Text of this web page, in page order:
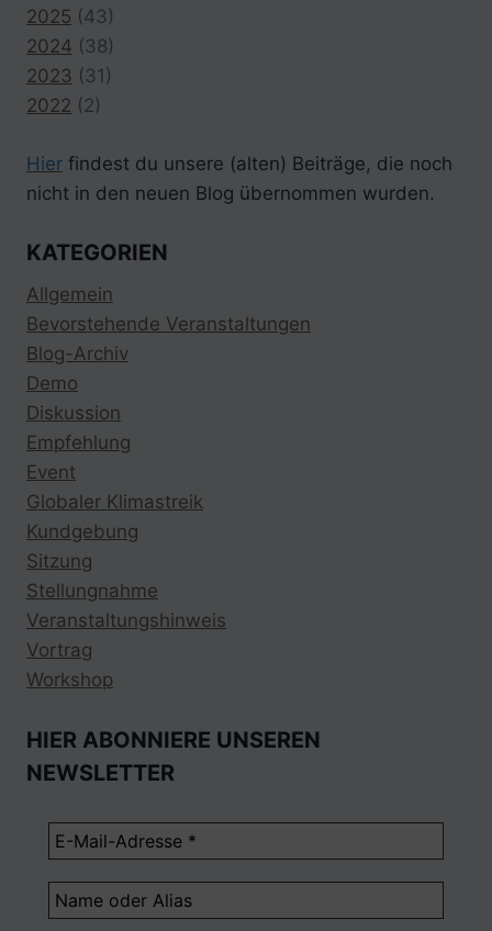
2025 (43)
2024 (38)
2023 (31)
2022 (2)
Hier findest du unsere (alten) Beiträge, die noch
nicht in den neuen Blog übernommen wurden.
KATEGORIEN
Allgemein
Bevorstehende Veranstaltungen
Blog-Archiv
Demo
Diskussion
Empfehlung
Event
Globaler Klimastreik
Kundgebung
Sitzung
Stellungnahme
Veranstaltungshinweis
Vortrag
Workshop
HIER ABONNIERE UNSEREN
NEWSLETTER